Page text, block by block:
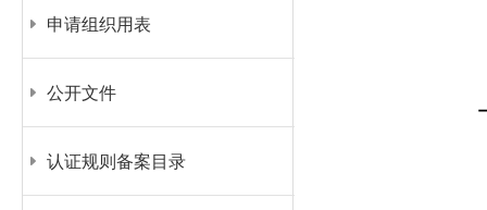
申请组织用表
公开文件
认证规则备案目录